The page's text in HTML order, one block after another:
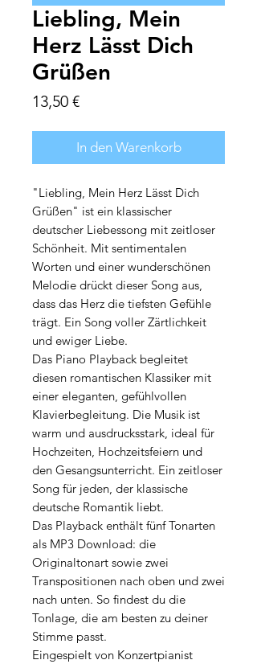
Liebling, Mein
Herz Lässt Dich
Grüßen
13,50 €Preis
In den Warenkorb
"Liebling, Mein Herz Lässt Dich
Grüßen" ist ein klassischer
deutscher Liebessong mit zeitloser
Schönheit. Mit sentimentalen
Worten und einer wunderschönen
Melodie drückt dieser Song aus,
dass das Herz die tiefsten Gefühle
trägt. Ein Song voller Zärtlichkeit
und ewiger Liebe.
Das Piano Playback begleitet
diesen romantischen Klassiker mit
einer eleganten, gefühlvollen
Klavierbegleitung. Die Musik ist
warm und ausdrucksstark, ideal für
Hochzeiten, Hochzeitsfeiern und
den Gesangsunterricht. Ein zeitloser
Song für jeden, der klassische
deutsche Romantik liebt.
Das Playback enthält fünf Tonarten
als MP3 Download: die
Originaltonart sowie zwei
Transpositionen nach oben und zwei
nach unten. So findest du die
Tonlage, die am besten zu deiner
Stimme passt.
Eingespielt von Konzertpianist